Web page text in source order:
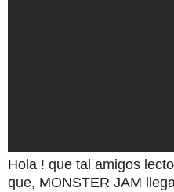
Hola ! que tal amigos
que, MONSTER JAM